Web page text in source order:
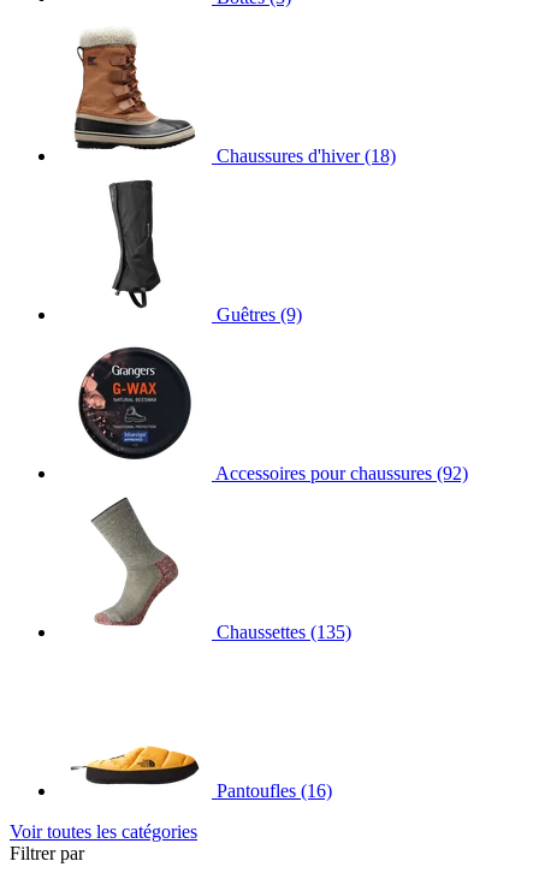
Chaussures d'hiver (18)
Guêtres (9)
Accessoires pour chaussures (92)
Chaussettes (135)
Pantoufles (16)
Voir toutes les catégories
Filtrer par